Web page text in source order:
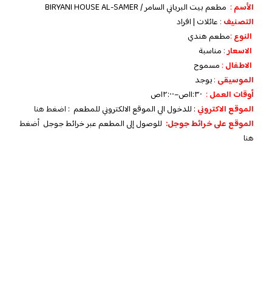
الأسم : مطعم بيت البرياني السامر / BIRYANI HOUSE AL-SAMER
التصنيف : عائلات | افراد
النوع :مطعم هندي
الاسعار: مناسبة
الاطفال : مسموح
الموسيقى :يوجد
‏أوقات العمل :
الموقع الاكتروني : للدخول الي الموقع الالكتروني للمطعم : اضغط هنا
الموقع على خرائط جوجل: للوصول إلى المطعم عبر خرائط جوجل أضغط
هنا